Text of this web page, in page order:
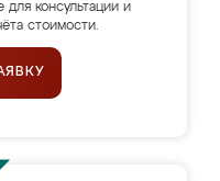
для консультации и
стоимости.